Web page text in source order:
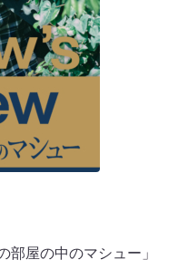
部屋の中のマシュー」